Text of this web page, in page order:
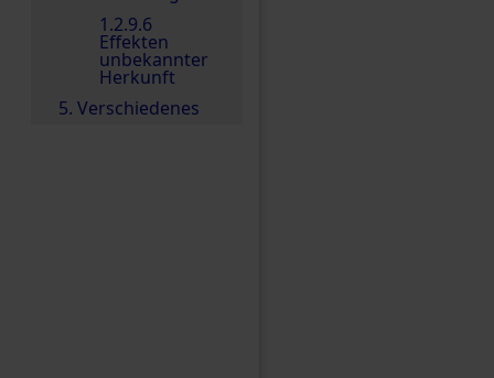
1.2.9.6
Effekten
unbekannter
Herkunft
5. Verschiedenes